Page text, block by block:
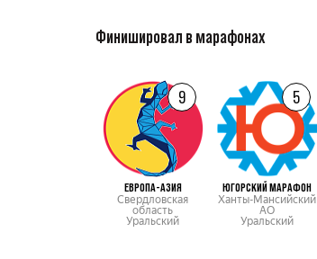
Финишировал в марафонах
9
ЕВРОПА-АЗИЯ
Свердловская
область
Уральский
5
ЮГОРСКИЙ МАРАФОН
Ханты-Мансийский
АО
Уральский